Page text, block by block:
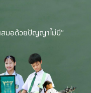
สมอด้วยปัญญาไม่มี”